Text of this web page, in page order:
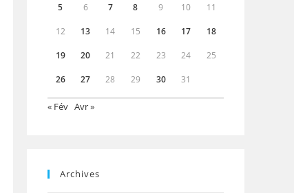
5 6 7 8 9 10 11
12 13 14 15 16 17 18
19 20 21 22 23 24 25
26 27 28 29 30 31
« Fév Avr »
Archives